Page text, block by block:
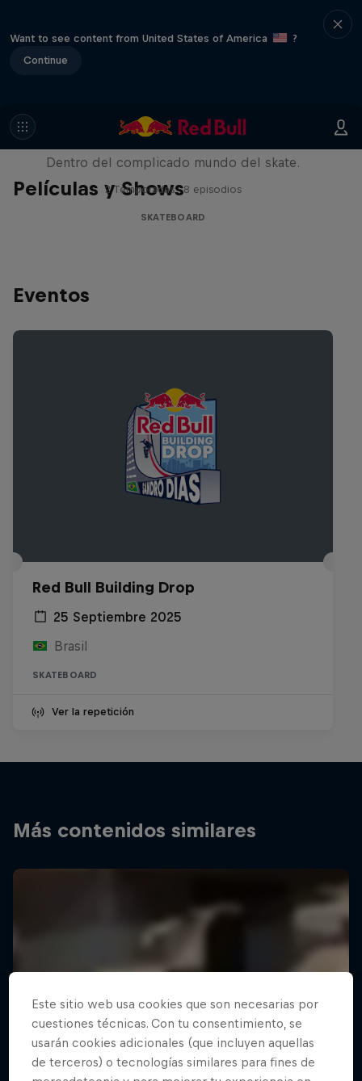
Want to see content from United States of America
?
Continue
Películas y Shows
Pushing Forward
Dentro del complicado mundo del skate.
2 Temporadas · 8 episodios
SKATEBOARD
Eventos
Red Bull Building Drop
25 Septiembre 2025
Brasil
SKATEBOARD
Ver la repetición
Más contenidos similares
Este sitio web usa cookies que son necesarias por
cuestiones técnicas. Con tu consentimiento, se
usarán cookies adicionales (que incluyen aquellas
de terceros) o tecnologías similares para fines de